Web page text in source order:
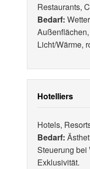
Restaurants,
Bedarf:
Licht/Wärme,
Hotelliers
Hotels,
Bedarf:
Steuerung bei
Exklusivität.